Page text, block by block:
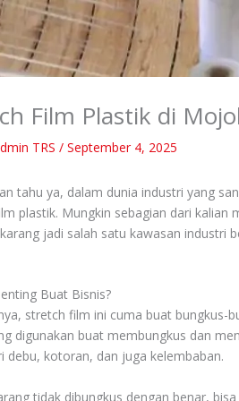
Film Plastik di
TRS / September 4, 2025
tahu ya, dalam dunia industri yang
plastik. Mungkin sebagian dari
jadi salah satu kawasan industri
Buat Bisnis?
stretch film ini cuma buat
digunakan buat membungkus dan
debu, kotoran, dan juga kelembaban.
tidak dibungkus dengan benar,